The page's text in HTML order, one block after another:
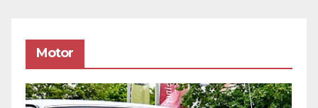
Motor